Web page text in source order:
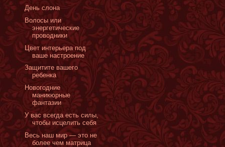
День слона
Волосы или
энергетические
проводники
Цвет интерьера под
ваше настроение
Защитите вашего
ребенка
Новогодние
маникюрные
фантазии
У вас всегда есть силы,
чтобы исцелить себя
Весь наш мир — это не
более чем матрица